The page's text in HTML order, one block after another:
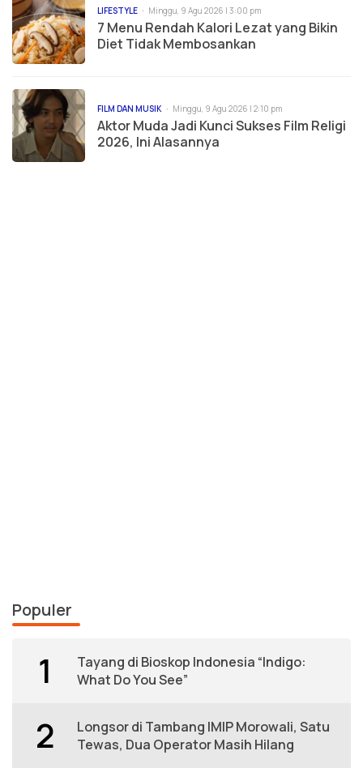
LIFESTYLE Minggu, 9 Agu 2026 | 3:00 pm
7 Menu Rendah Kalori Lezat yang Bikin
Diet Tidak Membosankan
FILM DAN MUSIK Minggu, 9 Agu 2026 | 2:10 pm
Aktor Muda Jadi Kunci Sukses Film Religi
2026, Ini Alasannya
Populer
1
Tayang di Bioskop Indonesia “Indigo:
What Do You See”
2
Longsor di Tambang IMIP Morowali, Satu
Tewas, Dua Operator Masih Hilang